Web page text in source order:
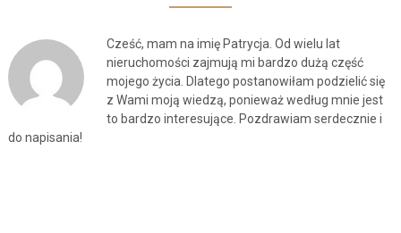
Cześć, mam na imię Patrycja. Od wielu lat
nieruchomości zajmują mi bardzo dużą część
mojego życia. Dlatego postanowiłam podzielić się
z Wami moją wiedzą, ponieważ według mnie jest
to bardzo interesujące. Pozdrawiam serdecznie i
do napisania!